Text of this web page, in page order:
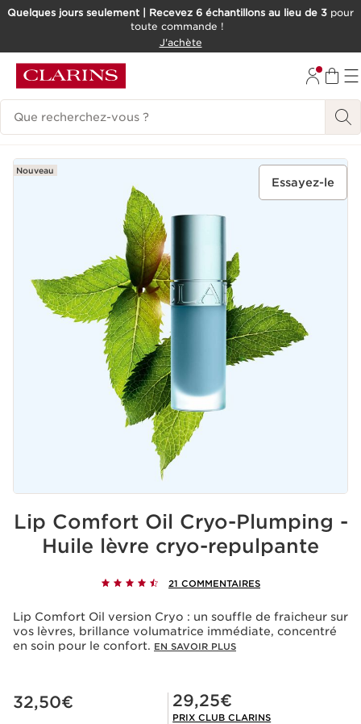
ALLER AU CONTENU
Quelques jours seulement | Recevez 6 échantillons au lieu de 3 pour
toute commande !
J'achète
Historique des recherches
Nouveau
Essayez-le
Lip Comfort Oil Cryo-Plumping -
Huile lèvre cryo-repulpante
21 COMMENTAIRES
Lip Comfort Oil version Cryo : un souffle de fraicheur sur
vos lèvres, brillance volumatrice immédiate, concentré
en soin pour le confort. EN SAVOIR PLUS
Nouveau prix 32,50€
32,50€ Prix Club Clarins 29,25€
29,25€
PRIX CLUB CLARINS